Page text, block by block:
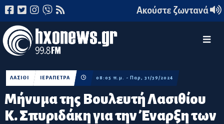
Ακούστε ζωντανά
Μήνυμα της Βουλευτή Λασιθίου
Κ. Σπυριδάκη για την Έναρξη των
ΛΑΣΙΘΙ ΙΕΡΑΠΕΤΡΑ 08:05 π.μ. - Παρ, 31/39/2024